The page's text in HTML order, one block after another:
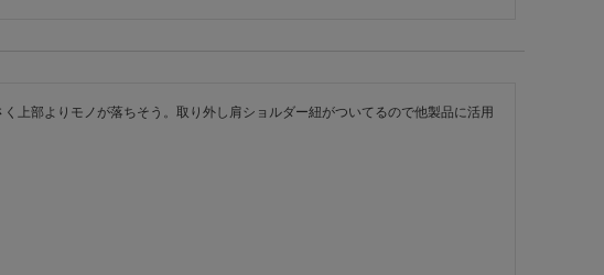
上部よりモノが落ちそう。取り外し肩ショルダー紐がついてるので他製品に活用